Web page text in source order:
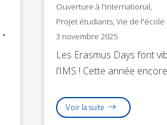
Ouverture à l'international,
Projet étudiants, Vie de l'école
3 novembre 2025
Les Erasmus Days font
l’IMS ! Cette année
Voir la suite